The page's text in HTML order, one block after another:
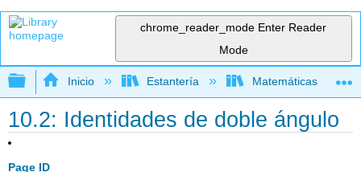
chrome_reader_mode Enter Reader
Mode
Expandir/contraer jerarquía global
Inicio Estantería Matemáticas
10.2: Identidades de doble ángulo
Page ID